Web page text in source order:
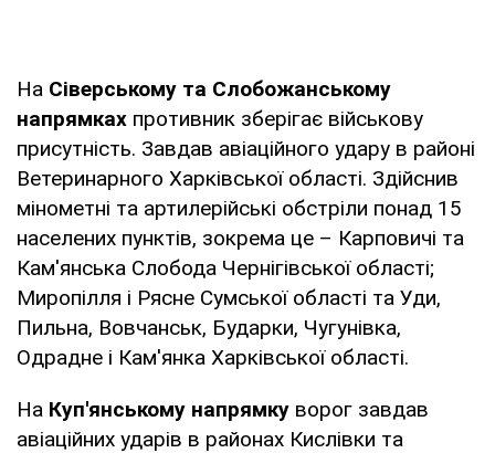
На Сіверському та Слобожанському
напрямках противник зберігає військову
присутність. Завдав авіаційного удару в районі
Ветеринарного Харківської області. Здійснив
мінометні та артилерійські обстріли понад 15
населених пунктів, зокрема це – Карповичі та
Кам'янська Слобода Чернігівської області;
Миропілля і Рясне Сумської області та Уди,
Пильна, Вовчанськ, Бударки, Чугунівка,
Одрадне і Кам'янка Харківської області.
На Куп'янському напрямку ворог завдав
авіаційних ударів в районах Кислівки та